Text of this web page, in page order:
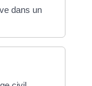
dans un